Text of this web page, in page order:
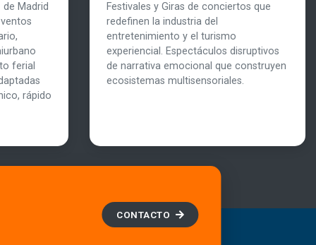
Madrid
ferial
rápido
Festivales y Giras de conciertos que
redefinen la industria del
entretenimiento y el turismo
experiencial. Espectáculos disruptivos
de narrativa emocional que construyen
ecosistemas multisensoriales.
CONTACTO